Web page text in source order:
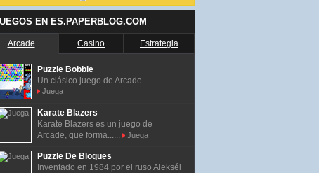
EN ES.PAPERBLOG.COM
Arcade Casino Estrategia
Puzzle Bobble
Un clásico juego de Arcade. ......
Juega
Karate Blazers
Karate Blazers es un juego de
Arcade, que forma......
Juega
Puzzle De Bloques
Inventado en 1984 por el ruso Alekséi